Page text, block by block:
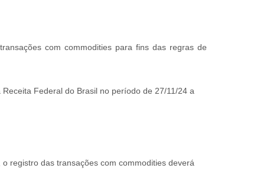
com commodities para fins das regras de
Federal do Brasil no período de 27/11/24 a
registro das transações com commodities deverá